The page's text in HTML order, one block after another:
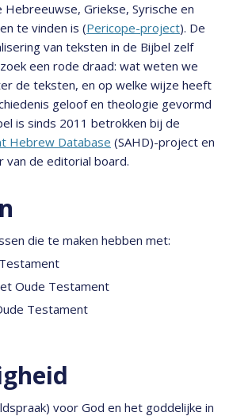
Hebreeuwse, Griekse, Syrische en
te vinden is (Pericope-project). De
van teksten in de Bijbel zelf
een rode draad: wat weten we
de teksten, en op welke wijze heeft
geloof en theologie gevormd
is sinds 2011 betrokken bij de
Hebrew Database (SAHD)-project en
van de editorial board.
die te maken hebben met:
Oude Testament
Testament
voor God en het goddelijke in